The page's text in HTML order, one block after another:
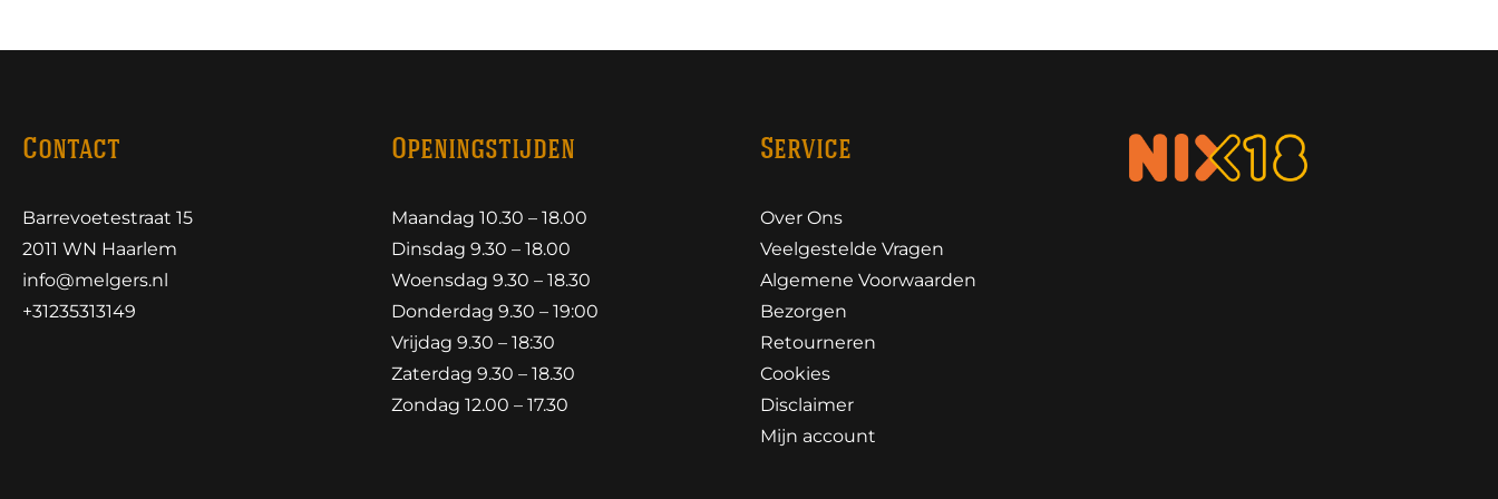
Contact
Barrevoetestraat 15
2011 WN Haarlem
info@melgers.nl
+31235313149
Openingstijden
Maandag 10.30 – 18.00
Dinsdag 9.30 – 18.00
Woensdag 9.30 – 18.30
Donderdag 9.30 – 19:00
Vrijdag 9.30 – 18:30
Zaterdag 9.30 – 18.30
Zondag 12.00 – 17.30
Service
Over Ons
Veelgestelde Vragen
Algemene Voorwaarden
Bezorgen
Retourneren
Cookies
Disclaimer
Mijn account